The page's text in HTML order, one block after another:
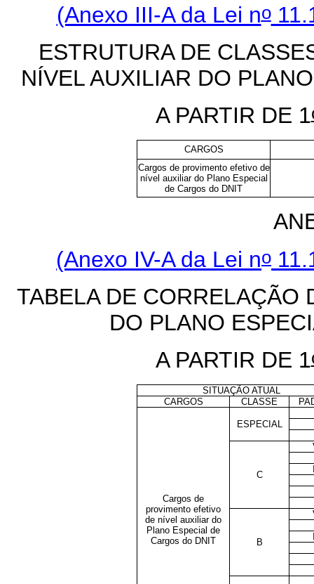
(Anexo III-A da Lei no
ESTRUTURA DE
NÍVEL AUXILIAR DO
A PARTIR DE 1
CARGOS
Cargos de provimento efetivo de
nível auxiliar do Plano Especial
de Cargos do DNIT
(Anexo IV-A da Lei no
TABELA DE CORRELAÇÃO
DO PLANO
A PARTIR DE 1
SITUAÇÃO ATUAL
CARGOS
CLASSE
Cargos de
provimento efetivo
de nível auxiliar do
Plano Especial de
Cargos do DNIT
ESPECIAL
C
B